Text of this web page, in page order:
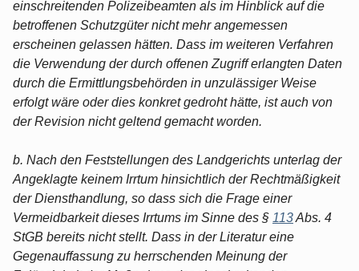
einschreitenden Polizeibeamten als im Hinblick auf die
betroffenen Schutzgüter nicht mehr angemessen
erscheinen gelassen hätten. Dass im weiteren Verfahren
die Verwendung der durch offenen Zugriff erlangten Daten
durch die Ermittlungsbehörden in unzulässiger Weise
erfolgt wäre oder dies konkret gedroht hätte, ist auch von
der Revision nicht geltend gemacht worden.
b. Nach den Feststellungen des Landgerichts unterlag der
Angeklagte keinem Irrtum hinsichtlich der Rechtmäßigkeit
der Diensthandlung, so dass sich die Frage einer
Vermeidbarkeit dieses Irrtums im Sinne des § 113Abs. 4
StGB bereits nicht stellt. Dass in der Literatur eine
Gegenauffassung zu herrschenden Meinung der